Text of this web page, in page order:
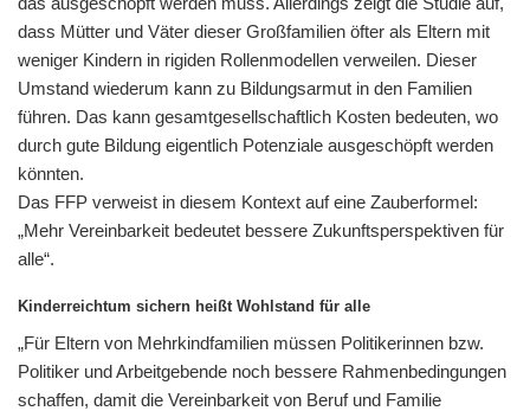
dass Mütter und Väter dieser Großfamilien öfter als Eltern mit
weniger Kindern in rigiden Rollenmodellen verweilen. Dieser
Umstand wiederum kann zu Bildungsarmut in den Familien
führen. Das kann gesamtgesellschaftlich Kosten bedeuten, wo
durch gute Bildung eigentlich Potenziale ausgeschöpft werden
könnten.
Das FFP verweist in diesem Kontext auf eine Zauberformel:
„Mehr Vereinbarkeit bedeutet bessere Zukunftsperspektiven für
alle“.
Kinderreichtum sichern heißt Wohlstand für alle
„Für Eltern von Mehrkindfamilien müssen Politikerinnen bzw.
Politiker und Arbeitgebende noch bessere Rahmenbedingungen
schaffen, damit die Vereinbarkeit von Beruf und Familie